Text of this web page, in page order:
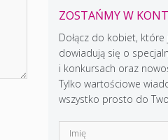
ZOSTAŃMY W
Dołącz do kobiet,
dowiadują się o
i konkursach oraz
Tylko wartościowe
wszystko prosto do